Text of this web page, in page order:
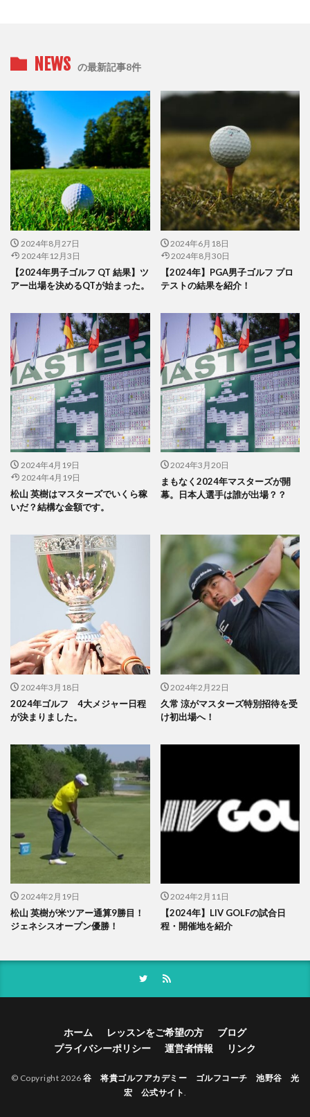
NEWS の最新記事8件
2024年8月27日
2024年12月3日
【2024年男子ゴルフ QT 結果】ツ
アー出場を決めるQTが始まった。
2024年6月18日
2024年8月30日
【2024年】PGA男子ゴルフ プロ
テストの結果を紹介！
2024年4月19日
2024年4月19日
松山 英樹はマスターズでいくら稼
いだ？結構な金額です。
2024年3月20日
まもなく2024年マスターズが開
幕。日本人選手は誰が出場？？
2024年3月18日
2024年ゴルフ 4大メジャー日程
が決まりました。
2024年2月22日
久常 涼がマスターズ特別招待を受
け初出場へ！
2024年2月19日
松山 英樹が米ツアー通算9勝目！
ジェネシスオープン優勝！
2024年2月11日
【2024年】LIV GOLFの試合日
程・開催地を紹介
ホーム レッスンをご希望の方
ブログ
プライバシーポリシー
運営者情報 リンク
© Copyright 2026 谷 将貴ゴルフアカデミー ゴルフコーチ 池野谷 光
宏 公式サイト.